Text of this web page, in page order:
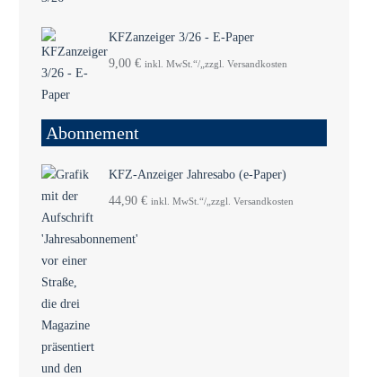
KFZanzeiger 3/26 - E-Paper
9,00 € inkl. MwSt.“/„zzgl. Versandkosten
Abonnement
KFZ-Anzeiger Jahresabo (e-Paper)
44,90 € inkl. MwSt.“/„zzgl. Versandkosten